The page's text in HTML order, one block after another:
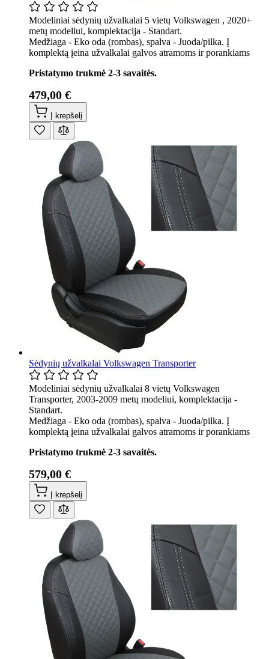
Modeliniai sėdynių užvalkalai 5 vietų Volkswagen , 2020+
metų modeliui, komplektacija - Standart.
Medžiaga - Eko oda (rombas), spalva - Juoda/pilka. Į
komplektą įeina užvalkalai galvos atramoms ir porankiams
Pristatymo trukmė 2-3 savaitės.
479,00 €
Į krepšelį
Sėdynių užvalkalai Volkswagen Transporter
Modeliniai sėdynių užvalkalai 8 vietų Volkswagen
Transporter, 2003-2009 metų modeliui, komplektacija -
Standart.
Medžiaga - Eko oda (rombas), spalva - Juoda/pilka. Į
komplektą įeina užvalkalai galvos atramoms ir porankiams
Pristatymo trukmė 2-3 savaitės.
579,00 €
Į krepšelį